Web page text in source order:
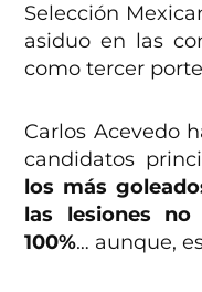
Selección
asiduo en las
como tercer
Carlos Acevedo
candidatos
los más
las lesiones
100%… aunque,